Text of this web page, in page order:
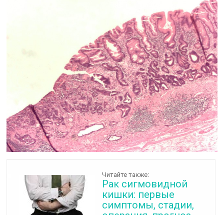
Читайте также:
Рак сигмовидной
кишки: первые
симптомы, стадии,